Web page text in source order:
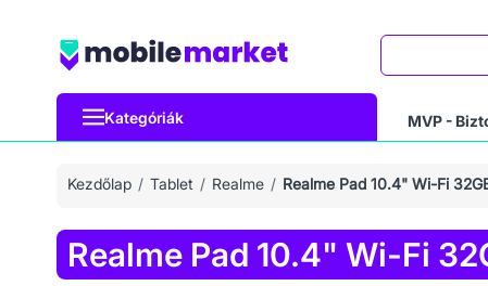
Kategóriák MVP -
Kezdőlap Tablet Realme Realme Pad 10.4" Wi-Fi
Realme Pad 10.4" Wi-Fi